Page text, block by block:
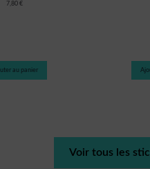
7,80 €
au panier
Voir tous les